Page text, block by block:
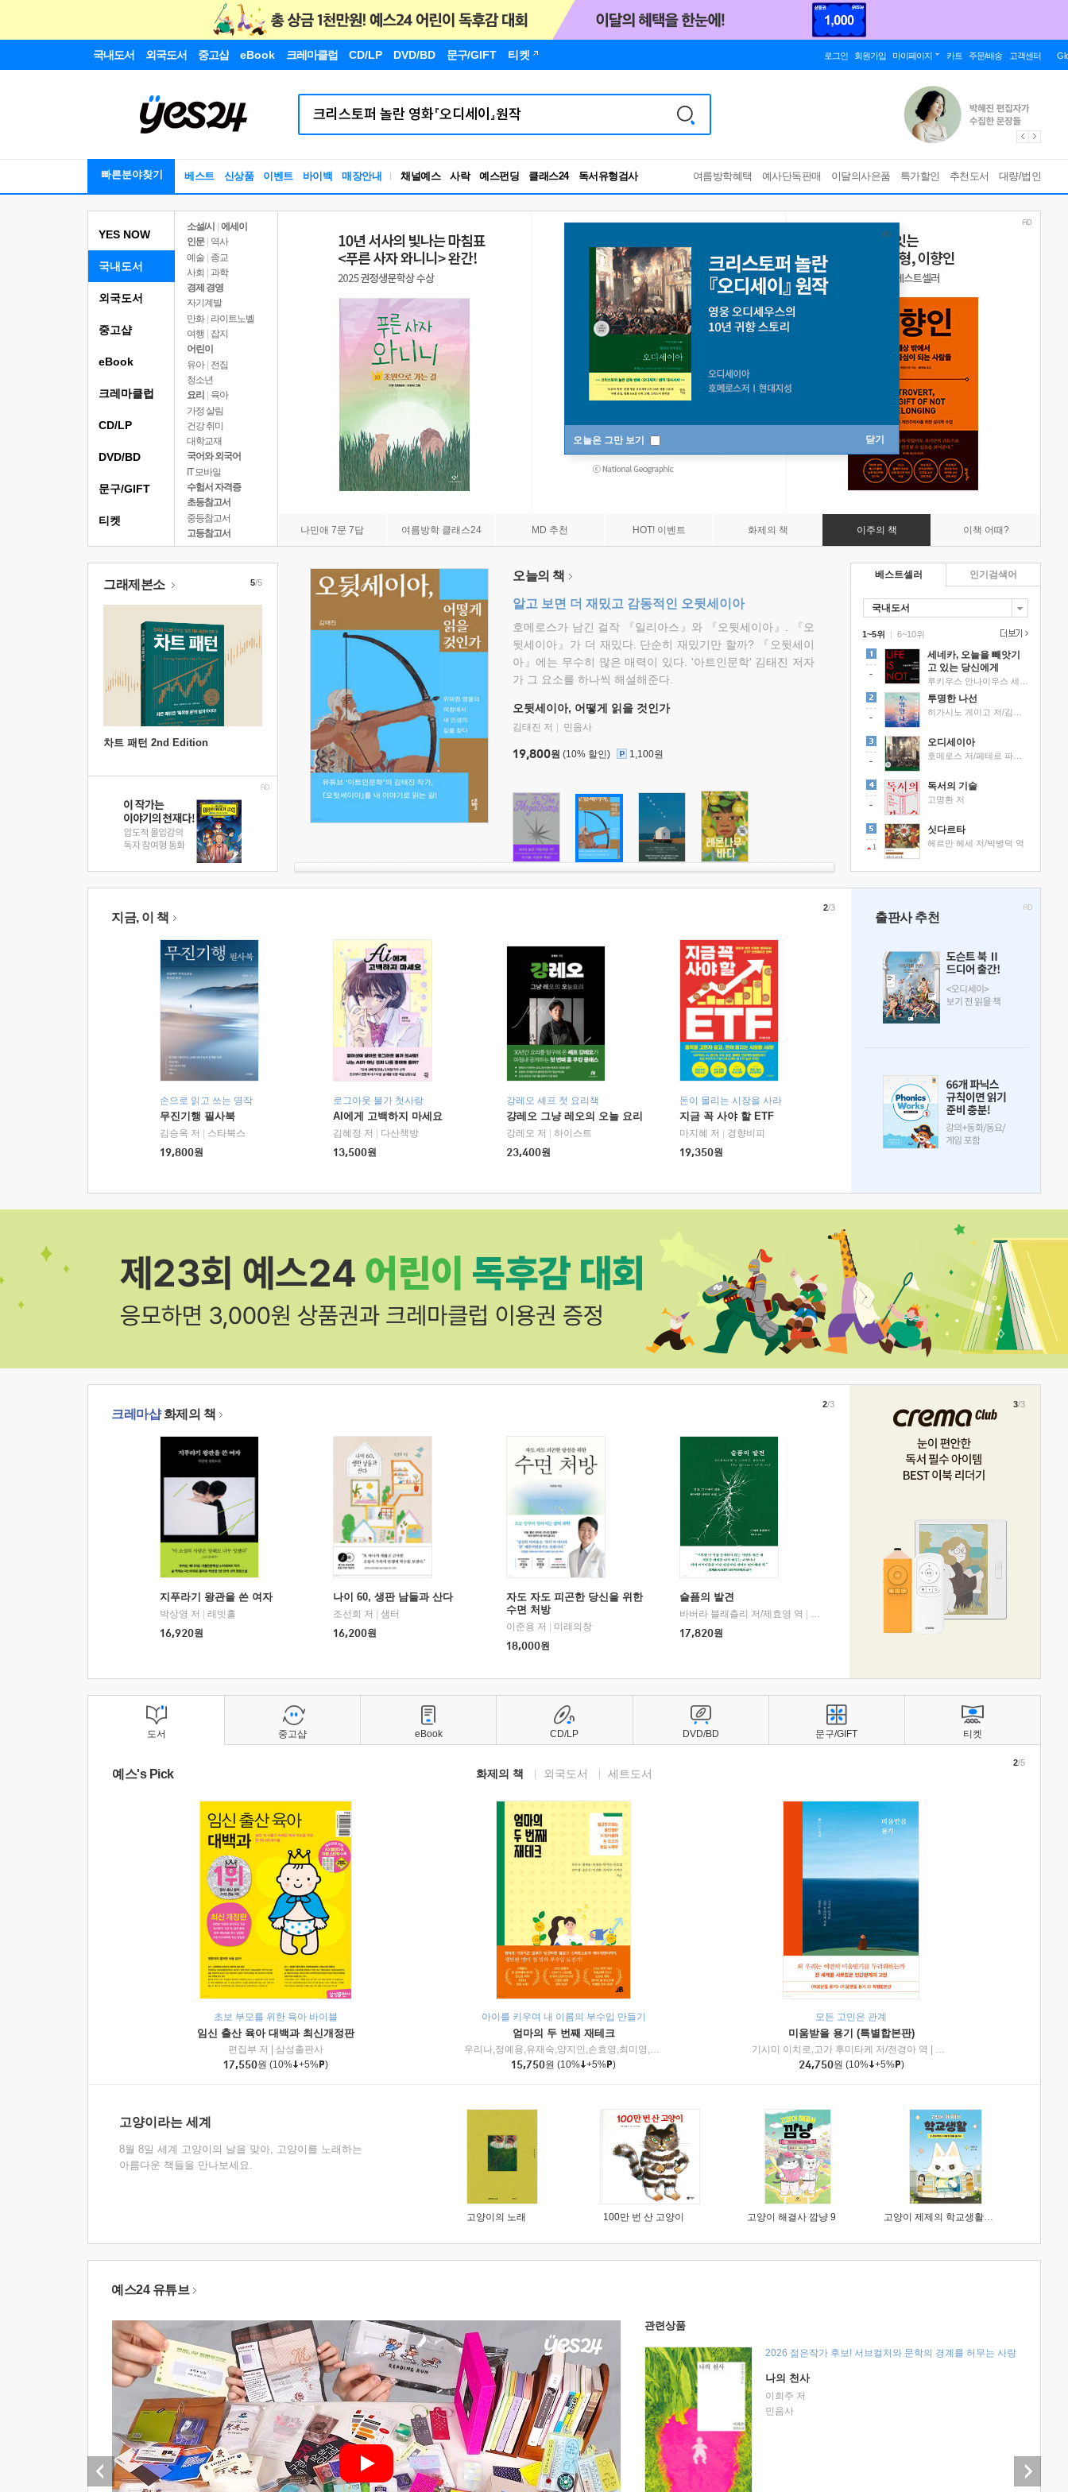
국내도서 외국도서 중고샵 eBook 크레마클럽 CD/LP DVD/BD 문구/GIFT 티켓 로그인 회원가입 마이페이지 카트 주문/배송 고객센터
빠른분야찾기 베스트 신상품 이벤트 바이백 매장안내 채널예스 사락 예스펀딩 클래스24
RBTI Lab
독서유형검사
여름방학혜택 예사단독판매 이달의사은품 특가할인 추천도서 대량/법인
오늘은 그만 보기 닫기
YES NOW
국내도서
소설/시
에세이
인문
역사
예술 | 종교
사회 | 과학
경제 경영
자기계발
만화 | 라이트노벨
여행
잡지
어린이
유아 | 전집
청소년
요리
육아
가정 살림
건강 취미
대학교재
국어와 외국어
IT 모바일
수험서 자격증
초등참고서
중등참고서
고등참고서
나민애 7문 7답 여름방학 클래스24 MD 추천 HOT! 이벤트 화제의 책 이주의 책 이책 어때?
외국도서
중고샵
eBook
크레마클럽
CD/LP
DVD/BD
문구/GIFT
티켓
그래제본소
차트 패턴 2nd Edition
5/5 오늘의 책
알고 보면 더 재밌고 감동적인 오뒷세이아
호메로스가 남긴 걸작 『일리아스』와 『오뒷세이아』. 『오
뒷세이아』가 더 재밌다. 단순히 재밌기만 할까? 『오뒷세이
아』에는 무수히 많은 매력이 있다. '아트인문학' 김태진 저자
가 그 요소를 하나씩 해설해준다.
오뒷세이아, 어떻게 읽을 것인가
김태진 저 민음사
19,800원 (10% 할인) 1,100원
베스트셀러
국내도서
1~5위 |
세네카, 오늘을 빼앗기
고 있는 당신에게
투명한 나선
오디세이아
독서의 기술
고명환 저
1
싯다르타
헤르만 헤세 저/박병덕 역
6~10위
인기검색어
지금, 이 책
손으로 읽고 쓰는 명작
무진기행 필사북
김승옥 저
스타북스
19,800원
로그아웃 불가 첫사랑
AI에게 고백하지 마세요
김혜정 저
다산책방
13,500원
강레오 셰프 첫 요리책
걍레오 그냥 레오의 오늘 요리
강레오 저
하이스트
23,400원
돈이 몰리는 시장을 사라
지금 꼭 사야 할 ETF
마지혜 저
경향비피
19,350원
2/3
출판사 추천
크레마샵화제의 책
지푸라기 왕관을 쓴 여자
박상영 저
래빗홀
16,920원
나이 60, 생판 남들과 산다
조선희 저
샘터
16,200원
자도 자도 피곤한 당신을 위한
수면 처방
이준용 저
미래의창
18,000원
슬픔의 발견
바버라 블래츨리 저/제효영 역
디플롯
17,820원
2/3 3/3
도서
예스's Pick 화제의 책 외국도서 세트도서
초보 부모를 위한 육아 바이블
임신 출산 육아 대백과 최신개정판
편집부 저
삼성출판사
17,550원 (10% +5% )
아이를 키우며 내 이름의 부수입 만들기
엄마의 두 번째 재테크
우리나,정예용,유재숙,양지인,손효영,최미영,조민주,이진현,차미숙,서미숙 저 | 제이브리즈북스
15,750원 (10% +5% )
모든 고민은 관계
미움받을 용기 (특별합본판)
기시미 이치로,고가 후미타케 저/전경아 역
인플루엔셜
24,750원 (10% +5% )
2/5
고양이라는 세계
8월 8일 세계 고양이의 날을 맞아, 고양이를 노래하는
아름다운 책들을 만나보세요.
고양이의 노래 100만 번 산 고양이 고양이 해결사 깜냥 9 고양이 제제의 학교생활 1 : 초등학생이 이렇게 힘들 줄이야
중고샵 eBook CD/LP DVD/BD 문구/GIFT 티켓
예스24 유튜브
관련상품
2026 젊은작가 후보! 서브컬처와 문학의 경계를 허무는 사랑
나의 천사
이희주 저
민음사